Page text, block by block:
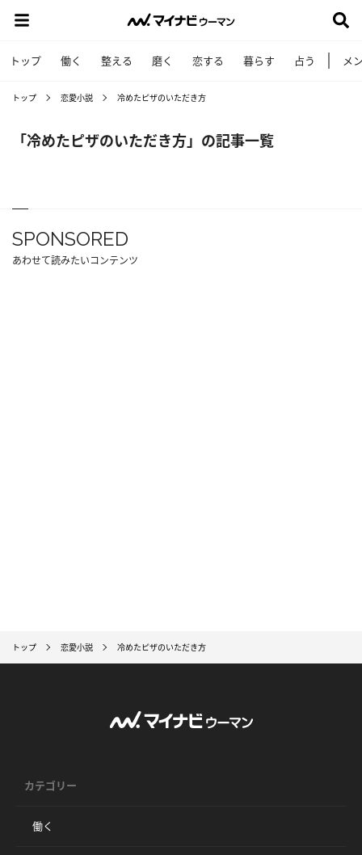
トップ 働く 整える 磨く 恋する 暮らす 占う メ
トップ 恋愛小説 冷めたピザのいただき方
「冷めたピザのいただき方」の記事一覧
SPONSORED
あわせて読みたいコンテンツ
トップ 恋愛小説 冷めたピザのいただき方
カテゴリー
働く